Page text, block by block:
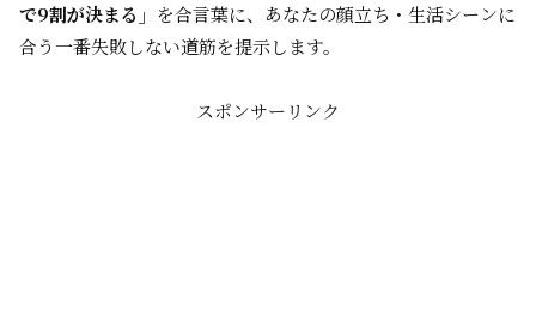
で9割が決まる」 を合言葉に、あなたの顔立ち・生活シーンに
合う一番失敗しない道筋を提示します。
スポンサーリンク